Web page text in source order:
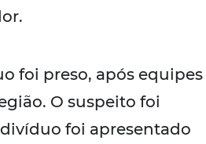
foi preso, após equipes
O suspeito foi
foi apresentado